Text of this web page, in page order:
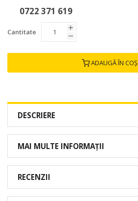
0722 371 619
Cantitate
ADAUGĂ ÎN COȘ
DESCRIERE
MAI MULTE INFORMAȚII
RECENZII